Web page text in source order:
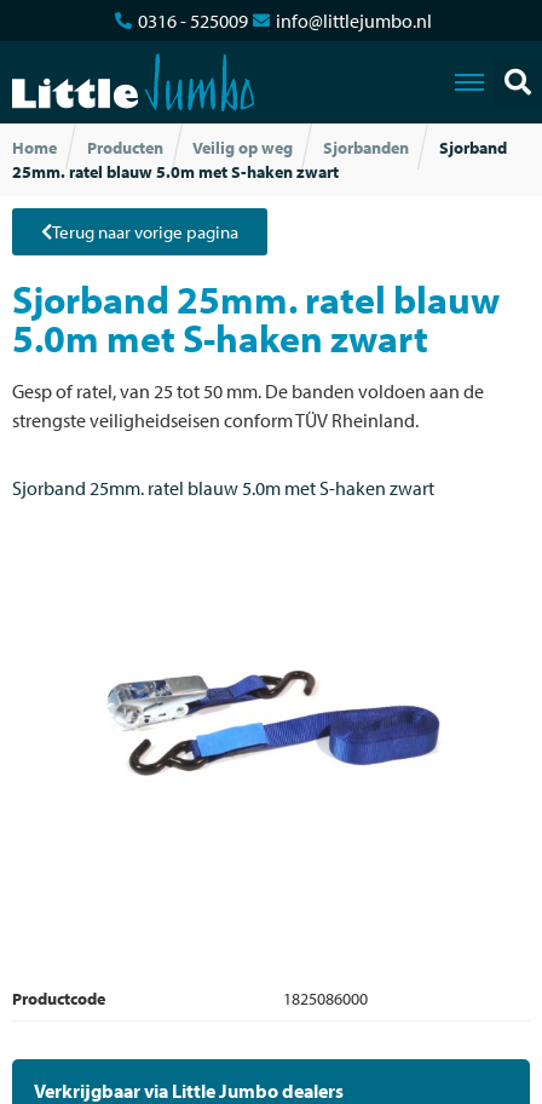
0316 - 525009 info@littlejumbo.nl
Home Producten Veilig op weg Sjorbanden
Sjorband
25mm. ratel blauw 5.0m met S-haken zwart
Terug naar vorige pagina
Sjorband 25mm. ratel blauw
5.0m met S-haken zwart
Gesp of ratel, van 25 tot 50 mm. De banden voldoen aan de
strengste veiligheidseisen conform TÜV Rheinland.
Sjorband 25mm. ratel blauw 5.0m met S-haken zwart
Productcode 1825086000
Verkrijgbaar via Little Jumbo dealers